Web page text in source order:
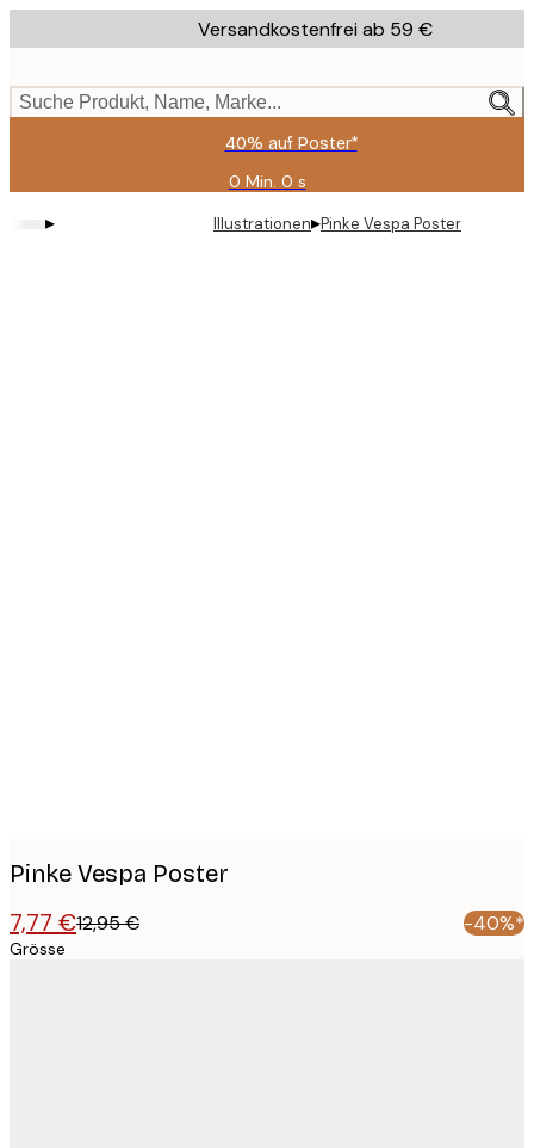
to
content.
Versandkostenfrei ab 59 €
Suche Produkt, Name, Marke...
40% auf Poster*
0 Min. 0 s
Gültig
bis:
2026-
▸ Illustrationen▸Pinke Vespa Poster
Pinke Vespa Poster
7,77 €12,95 € -40%*
Grösse